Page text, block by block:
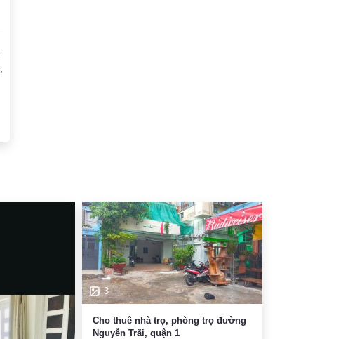
3
Cho thuê nhà trọ, phòng trọ đường
Nguyễn Trãi, quận 1